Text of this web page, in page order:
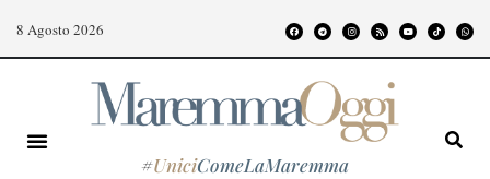
8 Agosto 2026
#UniciComeLaMaremma